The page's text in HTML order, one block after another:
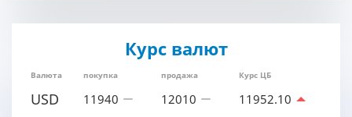
Курс валют
Валюта покупка продажа Курс ЦБ
USD 11940 12010 11952.10